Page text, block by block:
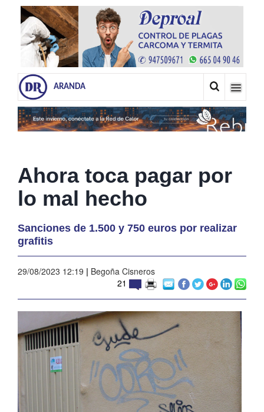
ARANDA
Ahora toca pagar por
lo mal hecho
Sanciones de 1.500 y 750 euros por realizar
grafitis
29/08/2023 12:19 | Begoña Cisneros
21